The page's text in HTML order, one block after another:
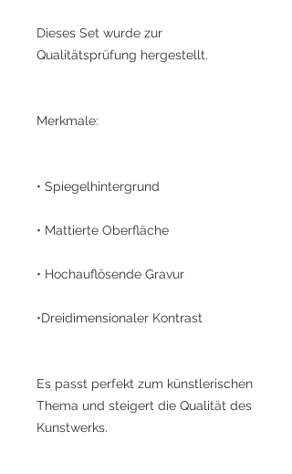
Dieses Set wurde zur
Qualitätsprüfung hergestellt.
Merkmale:
• Spiegelhintergrund
• Mattierte Oberfläche
• Hochauflösende Gravur
•Dreidimensionaler Kontrast
Es passt perfekt zum künstlerischen
Thema und steigert die Qualität des
Kunstwerks.